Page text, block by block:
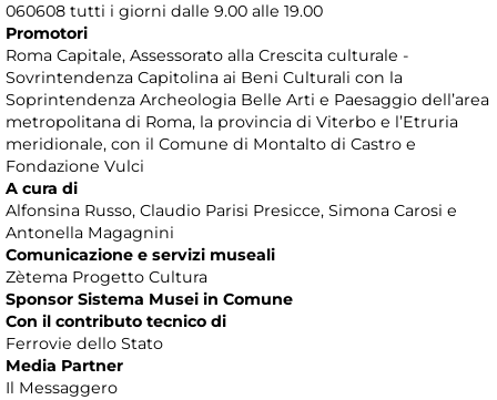
060608 tutti i giorni dalle 9.00 alle 19.00
Promotori
Roma Capitale, Assessorato alla Crescita culturale -
Sovrintendenza Capitolina ai Beni Culturali con la
Soprintendenza Archeologia Belle Arti e Paesaggio dell’area
metropolitana di Roma, la provincia di Viterbo e l’Etruria
meridionale, con il Comune di Montalto di Castro e
Fondazione Vulci
A cura di
Alfonsina Russo, Claudio Parisi Presicce, Simona Carosi e
Antonella Magagnini
Comunicazione e servizi museali
Zètema Progetto Cultura
Sponsor Sistema Musei in Comune
Con il contributo tecnico di
Ferrovie dello Stato
Media Partner
Il Messaggero